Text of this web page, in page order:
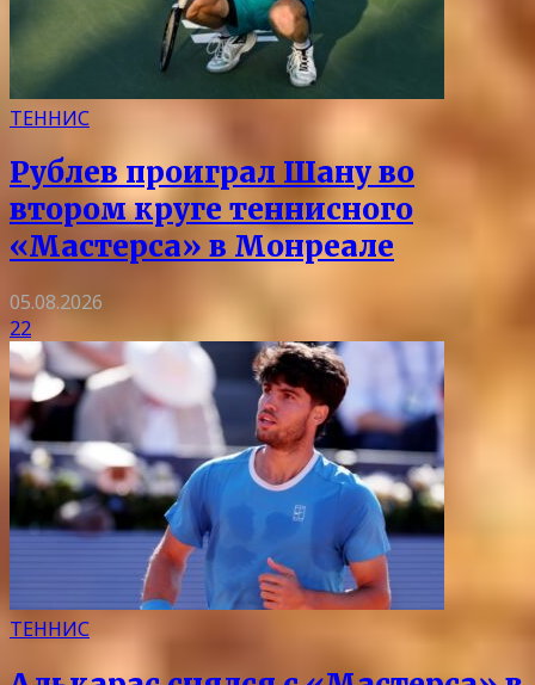
ТЕННИС
Рублев проиграл Шану во
втором круге теннисного
«Мастерса» в Монреале
05.08.2026
22
ТЕННИС